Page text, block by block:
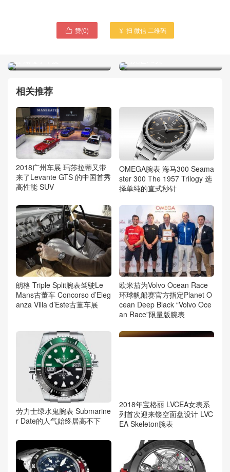
 赞(0)  扫 微信 二维码
自闭症少年死于托养中心 媒
相关推荐
2018广州车展 玛莎拉蒂又带
来了Levante GTS 的中国首秀
高性能 SUV
OMEGA腕表 海马300 Seama
ster 300 The 1957 Trilogy 选
择单纯的直式秒针
朗格 Triple Split腕表驾驶Le
Mans古董车 Concorso d’Eleg
anza Villa d’Este古董车展
欧米茄为Volvo Ocean Race
环球帆船赛官方指定Planet O
cean Deep Black “Volvo Oce
an Race”限量版腕表
劳力士绿水鬼腕表 Submarine
r Date的人气始终居高不下
2018年宝格丽 LVCEA女表系
列首次迎来镂空面盘设计 LVC
EA Skeleton腕表